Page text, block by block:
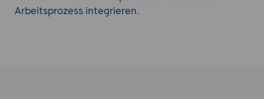
Arbeitsprozess integrieren.